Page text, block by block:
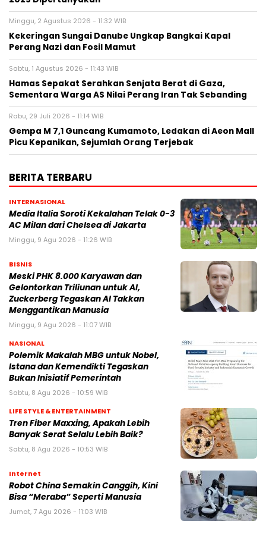
Minggu, 2 Agustus 2026 - 11:32 WIB
Kekeringan Sungai Danube Ungkap Bangkai Kapal
Perang Nazi dan Fosil Mamut
Sabtu, 1 Agustus 2026 - 11:43 WIB
Hamas Sepakat Serahkan Senjata Berat di Gaza,
Sementara Warga AS Nilai Perang Iran Tak Sebanding
Rabu, 29 Juli 2026 - 11:14 WIB
Gempa M 7,1 Guncang Kumamoto, Ledakan di Aeon Mall
Picu Kepanikan, Sejumlah Orang Terjebak
BERITA TERBARU
INTERNASIONAL
Media Italia Soroti Kekalahan Telak 0-3
AC Milan dari Chelsea di Jakarta
Minggu, 9 Agu 2026 - 11:26 WIB
BISNIS
Meski PHK 8.000 Karyawan dan
Gelontorkan Triliunan untuk AI,
Zuckerberg Tegaskan AI Takkan
Menggantikan Manusia
Minggu, 9 Agu 2026 - 11:07 WIB
NASIONAL
Polemik Makalah MBG untuk Nobel,
Istana dan Kemendikti Tegaskan
Bukan Inisiatif Pemerintah
Sabtu, 8 Agu 2026 - 10:59 WIB
LIFE STYLE & ENTERTAINMENT
Tren Fiber Maxxing, Apakah Lebih
Banyak Serat Selalu Lebih Baik?
Sabtu, 8 Agu 2026 - 10:53 WIB
Internet
Robot China Semakin Canggih, Kini
Bisa “Meraba” Seperti Manusia
Jumat, 7 Agu 2026 - 11:03 WIB